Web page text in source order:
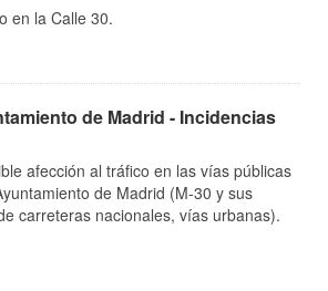
en la Calle 30.
de Madrid - Incidencias
afección al tráfico en las vías públicas
de Madrid (M-30 y sus
carreteras nacionales, vías urbanas).